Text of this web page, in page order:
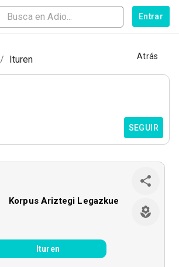
Entrar
/ Ituren Atrás
SEGUIR
Korpus Ariztegi Legazkue
Ituren